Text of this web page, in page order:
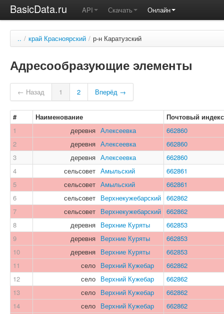
BasicData.ru API Скачать Онлайн
.. / край Красноярский / р-н Каратузский
Адресообразующие элементы
← Назад 1 2 Вперёд →
# Наименование
Почтовый индекс
1
деревня Алексеевка
662860
2
деревня Алексеевка
662860
3
деревня Алексеевка
662860
4
сельсовет Амыльский
662861
5
сельсовет Амыльский
662861
6
сельсовет Верхнекужебарский 662862
7
сельсовет Верхнекужебарский 662862
8
деревня Верхние Куряты
662853
9
деревня Верхние Куряты
662853
10
деревня Верхние Куряты
662853
11
село Верхний Кужебар
662862
12
село Верхний Кужебар
662862
13
село Верхний Кужебар
662862
14
село Верхний Кужебар
662862